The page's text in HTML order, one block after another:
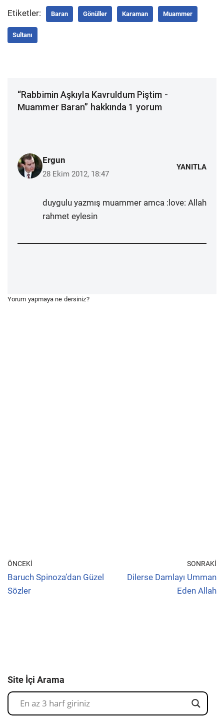
Etiketler: Baran Gönüller Karaman Muammer
Sultanı
“Rabbimin Aşkıyla Kavruldum Piştim -
Muammer Baran” hakkında 1 yorum
Ergun
28 Ekim 2012, 18:47
YANITLA
duygulu yazmış muammer amca :love: Allah
rahmet eylesin
Yorum yapmaya ne dersiniz?
ÖNCEKI
Baruch Spinoza’dan Güzel
Sözler
SONRAKI
Dilerse Damlayı Umman
Eden Allah
Site İçi Arama